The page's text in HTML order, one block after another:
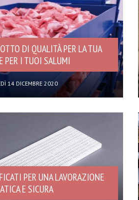
DI QUALITÀ PER LA TUA
PER I TUOI SALUMI
14 DICEMBRE 2020
PER UNA LAVORAZIONE
E SICURA